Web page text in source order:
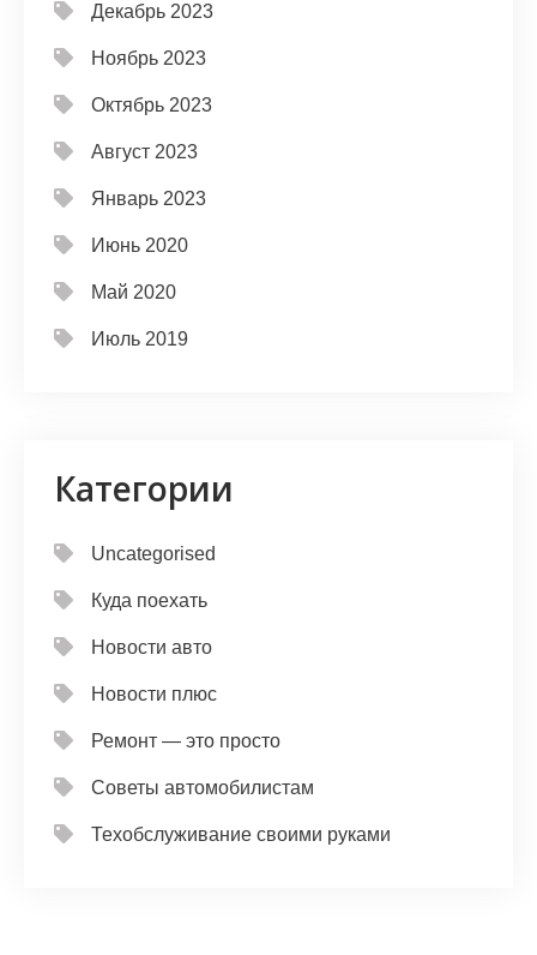
Декабрь 2023
Ноябрь 2023
Октябрь 2023
Август 2023
Январь 2023
Июнь 2020
Май 2020
Июль 2019
Категории
Uncategorised
Куда поехать
Новости авто
Новости плюс
Ремонт — это просто
Советы автомобилистам
Техобслуживание своими руками